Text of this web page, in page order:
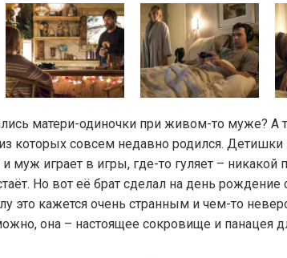
матери-одиночки при живом-то муже?
из которых совсем недавно родился.
муж играет в игры, где-то гуляет –
Но вот её брат сделал на день
это кажется очень странным и чем-то
она – настоящее сокровище и панацея